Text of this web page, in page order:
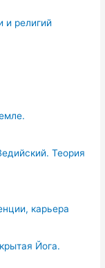
и религий
Теория
карьера
Йога.